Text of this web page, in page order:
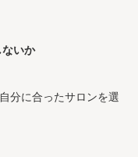
ないか
分に合ったサロンを選